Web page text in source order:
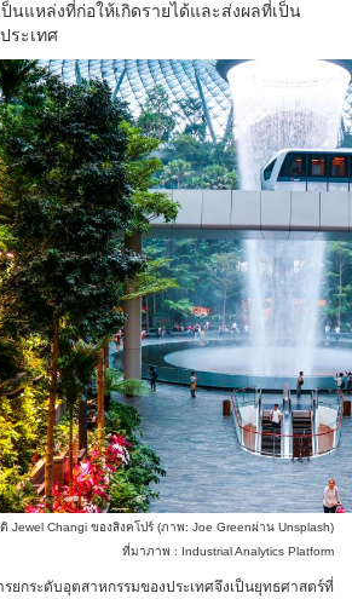
นแหล่งที่ก่อให้เกิดรายได้และส่งผลที่เป็น
ระเทศ
Jewel Changi ของสิงคโปร์ (ภาพ: Joe Greenผ่าน Unsplash)
ที่มาภาพ : Industrial Analytics Platform
ระดับอุตสาหกรรมของประเทศจึงเป็นยุทธศาสตร์ที่